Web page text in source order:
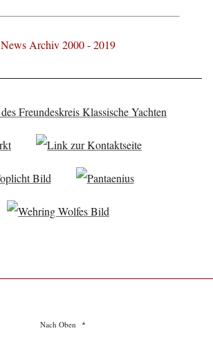
News Archiv 2000 - 2019
Nach Oben